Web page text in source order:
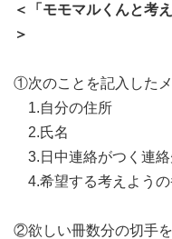
＜「モモマルくんと考
＞
①次のことを記入した
1.自分の住所
2.氏名
3.日中連絡がつく連
4.希望する考えよう
②欲しい冊数分の切手を